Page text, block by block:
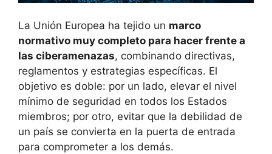
La Unión Europea ha tejido un marco
normativo muy completo para hacer frente a
las ciberamenazas, combinando directivas,
reglamentos y estrategias específicas. El
objetivo es doble: por un lado, elevar el nivel
mínimo de seguridad en todos los Estados
miembros; por otro, evitar que la debilidad de
un país se convierta en la puerta de entrada
para comprometer a los demás.